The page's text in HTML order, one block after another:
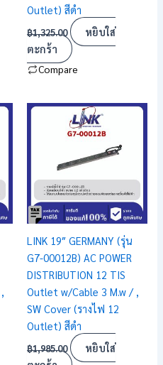
Outlet) สีดำ
฿1,325.00
หยิบใส่
ตะกร้า
Compare
LINK 19″ GERMANY (รุ่น
G7-00012B) AC POWER
DISTRIBUTION 12 TIS
Outlet w/Cable 3 M.w / ,
SW Cover (รางไฟ 12
Outlet) สีดำ
฿1,985.00
หยิบใส่